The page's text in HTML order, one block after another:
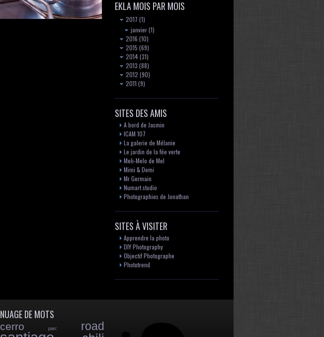
EKLA MOIS PAR MOIS
2017 (1)
janvier(1)
2016 (10)
2015 (69)
2014(31)
2013 (88)
2012 (90)
2011 (9)
SITES DES AMIS
A bord de Jasmin
ICAM 107
La galerie de Mélanie
Le jardin de la fée verte
Meli-Melo de Mel
Mimi & Demi
Mr Germain
Numart studio
Photographies de Jonathan
SITES À VISITER
Apprendre la photo
DIY Photography
Objectif Photographe
Phototrend
NUAGE DE MOTS
cerro parc road